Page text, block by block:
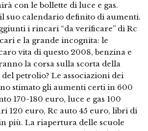
con le bollette di luce e gas.
suo calendario definito di aumenti.
i rincari “da verificare” di Rc
e la grande incognita: le
vita di questo 2008, benzina e
la corsa sulla scorta della
del petrolio? Le associazioni dei
stimato gli aumenti certi in 600
170-180 euro, luce e gas 100
120 euro, Rc auto 45 euro, libri di
più. La riapertura delle scuole